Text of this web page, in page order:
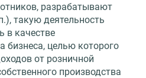
разрабатывают
такую деятельность
в качестве
бизнеса, целью которого
от розничной
производства